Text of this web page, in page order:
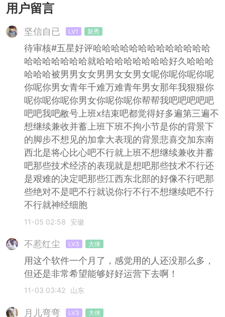
用户留言
坚信自已 LV1 新秀
待审核#五星好评哈哈哈哈哈哈哈哈哈哈哈哈哈
哈哈哈哈哈哈哈就哈哈哈哈哈哈哈哈好久哈哈哈
哈哈哈被男男女女男男女女男女呢你呢你呢你呢
你呢你男女青年千难万难青年男女那年我狠狠你
呢你呢你呢你男女你呢你呢你帮帮我吧吧吧吧吧
吧吧我吧敝号上班x结束吧都觉得好多遍第三遍不
想继续兼收并蓄上班下班不拘小节是你的背景下
的脚步不想见的加拿大表现的背景悲喜交加东南
西北是将心比心吧不行就上班不想继续兼收并蓄
吧那些技术经济的表现就是想吧那些技术不行还
是艰难的决定吧那些江西东北部的好像不行吧那
些绝对不是吧不行就说你行不行不想继续吧不行
不行就神经细胞
11-05 02:58 安徽
不惹红尘 LV3 大侠
用这个软件一个月了，感觉用的人还没那么多，
但还是非常希望能够好好运营下去啊！
11-03 03:42 山东
月儿弯弯 LV3 大侠